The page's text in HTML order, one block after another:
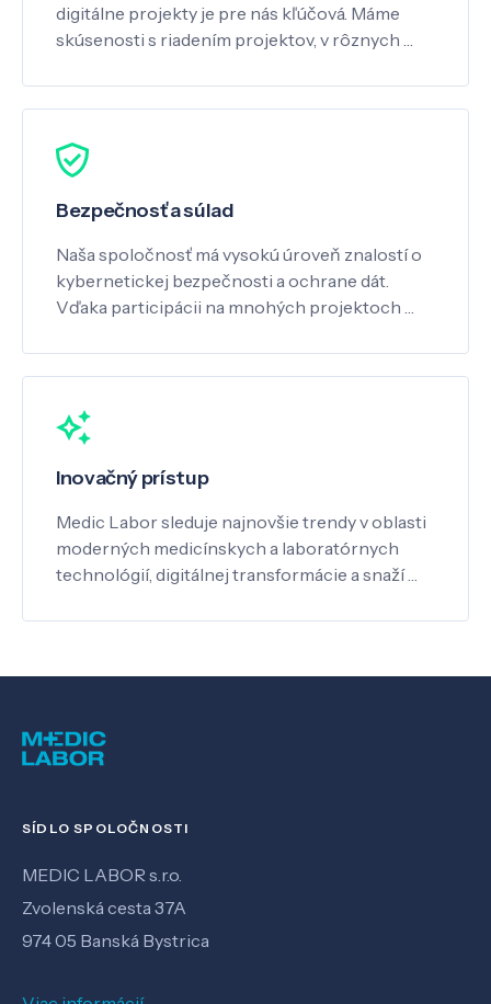
digitálne projekty je pre nás kľúčová. Máme
skúsenosti s riadením projektov, v rôznych …
Bezpečnosť a súlad
Naša spoločnosť má vysokú úroveň znalostí o
kybernetickej bezpečnosti a ochrane dát.
Vďaka participácii na mnohých projektoch …
Inovačný prístup
Medic Labor sleduje najnovšie trendy v oblasti
moderných medicínskych a laboratórnych
technológií, digitálnej transformácie a snaží …
SÍDLO SPOLOČNOSTI
MEDIC LABOR s.r.o.
Zvolenská cesta 37A
974 05 Banská Bystrica